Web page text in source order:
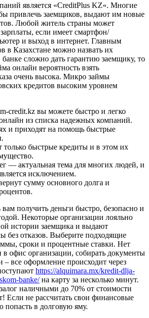
является «CreditPlus KZ«. Многие
привлечь заемщиков, выдают им новые
Любой житель страны может
если имеет смартфон/
и выход в интернет. Главным
в Казахстане можно назвать их
банке сложно дать гарантию заемщику, то
онлайн вероятность взять
очень высока. Микро займы
кредитов высоким уровнем
credit.kz вы можете быстро и легко
из списка надежных компаний.
и приходят на помощь быстрые
только быстрые кредиты и в этом их
— актуальная тема для многих людей, и
исключением.
сумму основного долга и
получить деньги быстро, безопасно и
Некоторые организации лояльно
истории заемщика и выдают
без отказов. Выберите подходящие
сроки и процентные ставки. Нет
в офис организации, собирать документы
– все оформление происходит через
https://alquimara.mx/kredit-dlja-
banke/на карту за несколько минут.
наличными до 70% от стоимости
Если не рассчитать свои финансовые
в долговую яму.